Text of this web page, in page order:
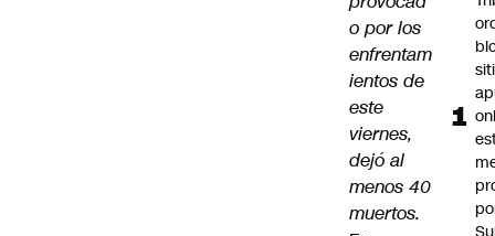
o por los
enfrentam
ientos de
este
viernes,
dejó al
menos 40
muertos.